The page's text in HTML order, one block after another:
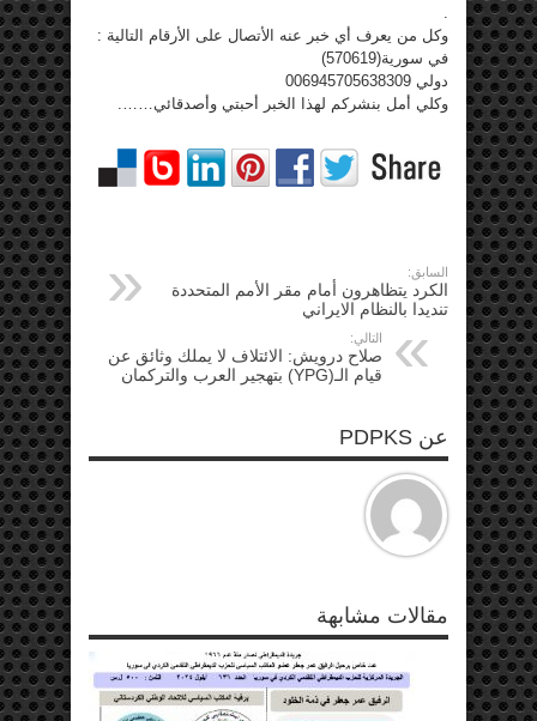
.
وكل من يعرف أي خبر عنه الأتصال على الأرقام التالية :
في سورية(570619)
دولي 006945705638309
وكلي أمل بنشركم لهذا الخبر أحبتي وأصدقائي…….
السابق:
الكرد يتظاهرون أمام مقر الأمم المتحددة
تنديدا بالنظام الايراني
التالي:
صلاح درويش: الائتلاف لا يملك وثائق عن
قيام الـ(YPG) بتهجير العرب والتركمان
عن PDPKS
مقالات مشابهة